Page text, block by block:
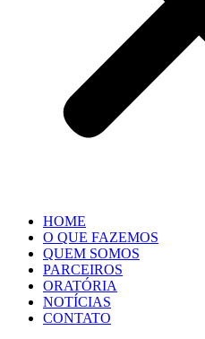
HOME
O QUE FAZEMOS
QUEM SOMOS
PARCEIROS
ORATÓRIA
NOTÍCIAS
CONTATO